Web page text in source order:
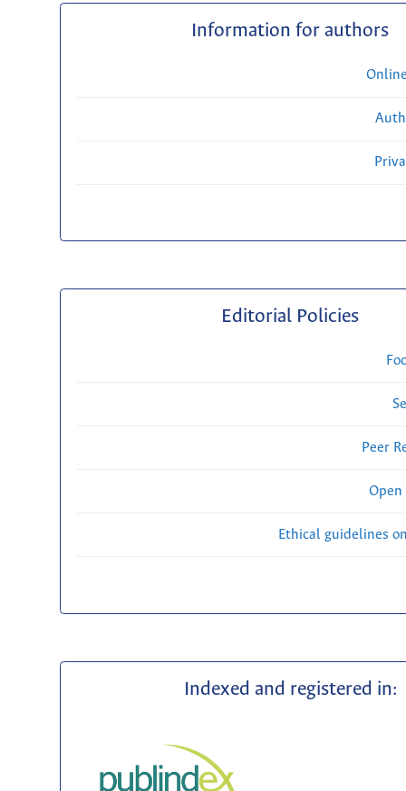
Information for authors
Editorial Policies
Peer
Open
Ethical guidelines
Indexed and registered in: